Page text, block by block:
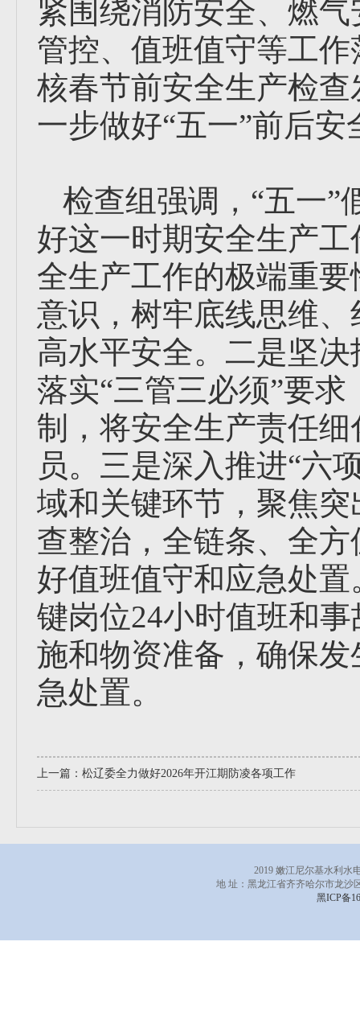
紧围绕消防安全、燃
管控、值班值守等工
核春节前安全生产检
一步做好“五一”前后
检查组强调，“五一”
好这一时期安全生产
全生产工作的极端重
意识，树牢底线思维
高水平安全。二是坚
落实“三管三必须”要
制，将安全生产责任
员。三是深入推进“六
域和关键环节，聚焦
查整治，全链条、全
好值班值守和应急处
键岗位24小时值班和
施和物资准备，确保
急处置。
上一篇： 松辽委全力做好2026年开江期防凌各项工作
2019 嫩江尼尔基水利水
地 址：黑龙江省齐齐哈尔市龙
黑ICP备